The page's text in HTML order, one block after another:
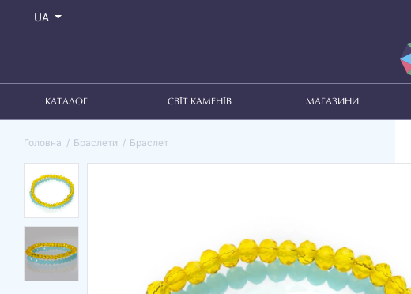
UA
КАТАЛОГ СВІТ КАМЕНІВ МАГАЗИНИ
Головна Браслети Браслет